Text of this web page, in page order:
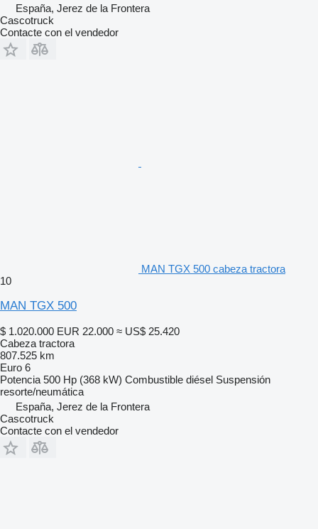
España, Jerez de la Frontera
Cascotruck
Contacte con el vendedor
MAN TGX 500 cabeza tractora
10
MAN TGX 500
$ 1.020.000 EUR 22.000 ≈ US$ 25.420
Cabeza tractora
807.525 km
Euro 6
Potencia 500 Hp (368 kW) Combustible diésel Suspensión
resorte/neumática
España, Jerez de la Frontera
Cascotruck
Contacte con el vendedor